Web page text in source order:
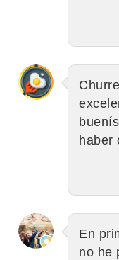
haber
En
no he